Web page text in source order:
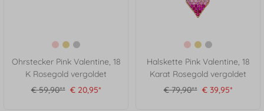
Ohrstecker Pink Valentine, 18
K Rosegold vergoldet
€ 59,90**€ 20,95*
Halskette Pink Valentine, 18
Karat Rosegold vergoldet
€ 79,90**€ 39,95*